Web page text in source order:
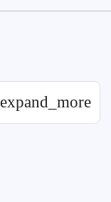
expand_more